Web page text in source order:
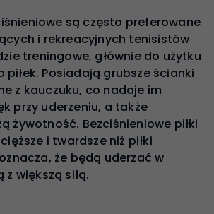
są często preferowane
i rekreacyjnych tenisistów
treningowe, głównie do użytku
piłek. Posiadają grubsze ścianki
z kauczuku, co nadaje im
przy uderzeniu, a także
żywotność. Bezciśnieniowe piłki
i twardsze niż piłki
że będą uderzać w
z większą siłą.